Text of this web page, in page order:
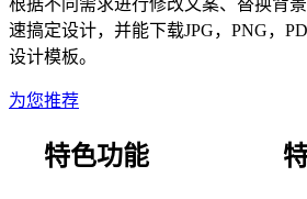
根据不同需求进行修改文案、替换背
速搞定设计，并能下载JPG，PNG，
设计模板。
为您推荐
特色功能